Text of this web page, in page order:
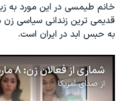
خانم طیمسی در این مورد به
قدیمی ترین زندانی سیاسی
بە حبس ابد در ایران است.
از صدای آمریکا